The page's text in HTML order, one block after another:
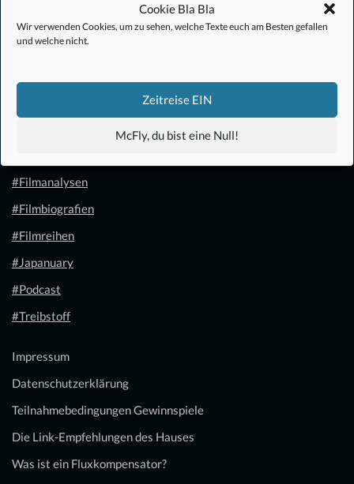
Cookie Bla Bla
Wir verwenden Cookies, um zu sehen, welche Texte euch am Besten gefallen
und welche nicht.
Zeitreise EIN
McFly, du bist eine Null!
#Filmanalysen
#Filmbiografien
#Filmreihen
#Japanuary
#Podcast
#Treibstoff
Impressum
Datenschutzerklärung
Teilnahmebedingungen Gewinnspiele
Die Link-Empfehlungen des Hauses
Was ist ein Fluxkompensator?